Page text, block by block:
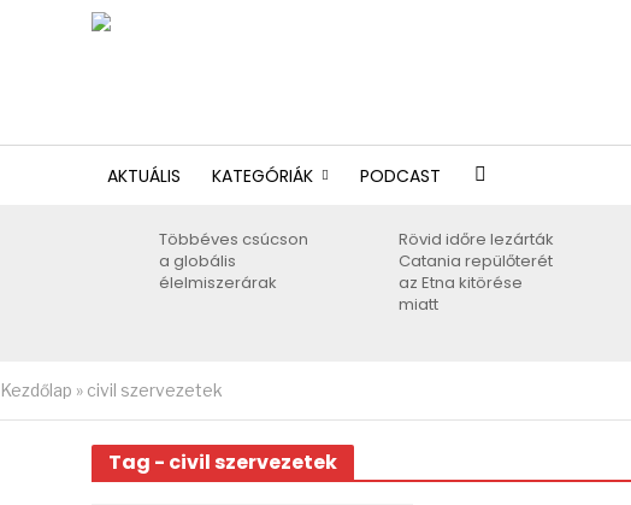
AKTUÁLIS KATEGÓRIÁK PODCAST
Többéves csúcson
a globális
élelmiszerárak
Rövid időre lezárták
Catania repülőterét
az Etna kitörése
miatt
Kezdőlap » civil szervezetek
Tag - civil szervezetek